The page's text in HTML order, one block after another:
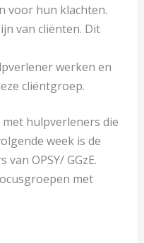
voor hun klachten.
van cliënten. Dit
werken en
cliëntgroep.
hulpverleners die
week is de
OPSY/ GGzE.
met